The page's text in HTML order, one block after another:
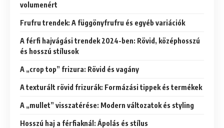
volumenért
Frufru trendek: A függönyfrufru és egyéb variációk
A férfi hajvágási trendek 2024-ben: Rövid, középhosszú
és hosszú stílusok
A „crop top” frizura: Rövid és vagány
A texturált rövid frizurák: Formázási tippek és termékek
A „mullet” visszatérése: Modern változatok és styling
Hosszú haj a férfiaknál: Ápolás és stílus